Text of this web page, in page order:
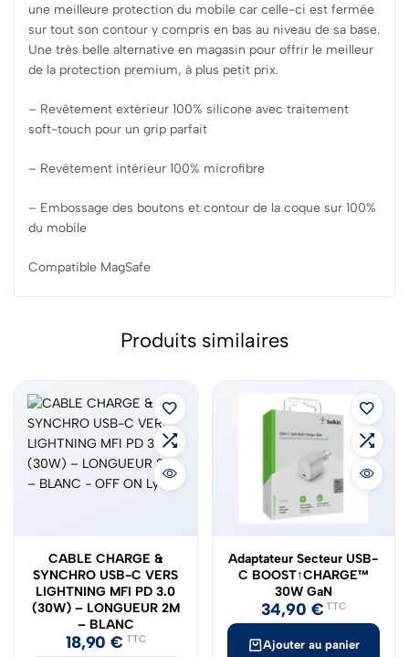
une meilleure protection du mobile car celle-ci est fermée
sur tout son contour y compris en bas au niveau de sa base.
Une très belle alternative en magasin pour offrir le meilleur
de la protection premium, à plus petit prix.
– Revêtement extérieur 100% silicone avec traitement
soft-touch pour un grip parfait
– Revêtement intérieur 100% microfibre
– Embossage des boutons et contour de la coque sur 100%
du mobile
Compatible MagSafe
Produits similaires
CABLE CHARGE &
SYNCHRO USB-C VERS
LIGHTNING MFI PD 3.0
(30W) – LONGUEUR 2M
– BLANC
18,90€ TTC Ajouter au panier
Adaptateur Secteur USB-
C BOOST↑CHARGE™
30W GaN
34,90 € TTC